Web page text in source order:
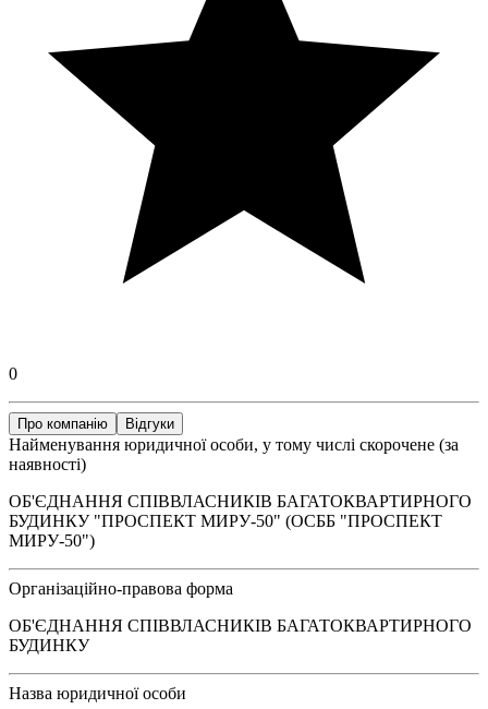
0
Про компанію Відгуки
Найменування юридичної особи, у тому числі скорочене (за
наявності)
ОБ'ЄДНАННЯ СПІВВЛАСНИКІВ БАГАТОКВАРТИРНОГО
БУДИНКУ "ПРОСПЕКТ МИРУ-50" (ОСББ "ПРОСПЕКТ
МИРУ-50")
Організаційно-правова форма
ОБ'ЄДНАННЯ СПІВВЛАСНИКІВ БАГАТОКВАРТИРНОГО
БУДИНКУ
Назва юридичної особи